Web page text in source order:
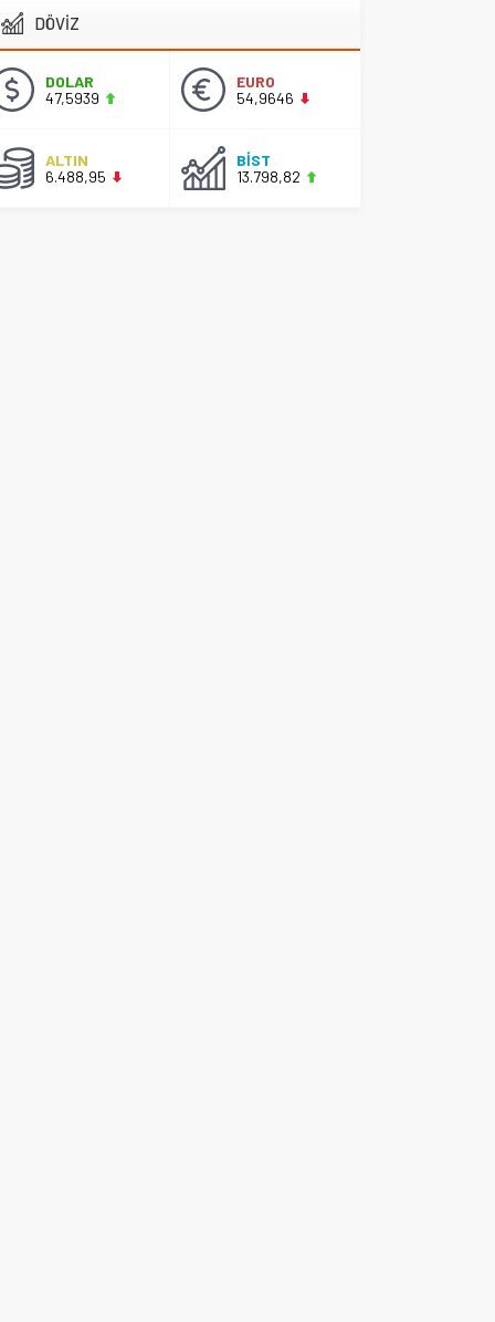
DÖVİZ
DOLAR
47,5939
EURO
54,9646
ALTIN
6.488,95
BİST
13.798,82